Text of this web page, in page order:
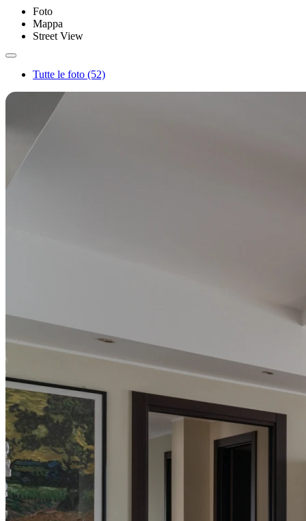
Foto
Mappa
Street View
Tutte le foto (52)